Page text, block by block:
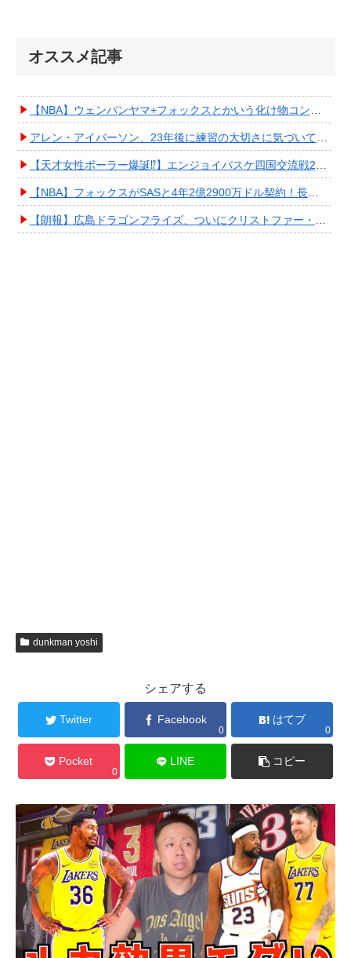
オススメ記事
【NBA】ウェンバンヤマ+フォックスとかいう化け物コンビが爆誕してしまうwwwwwwwwww
アレン・アイバーソン、23年後に練習の大切さに気づいてしまうwwwwwwwwwwww
【天才女性ボーラー爆誕⁉︎】エンジョイバスケ四国交流戦2025 in 香川③ #エアボーズ #427
【NBA】フォックスがSASと4年2億2900万ドル契約！長期確保しPO進出へ期待高まる
【朗報】広島ドラゴンフライズ、ついにクリストファー・スミス獲得キタ━━━━(ﾟ∀ﾟ)━━━━!!
dunkman yoshi
シェアする
Twitter Facebook
0
はてブ
0
Pocket
0
LINE コピー